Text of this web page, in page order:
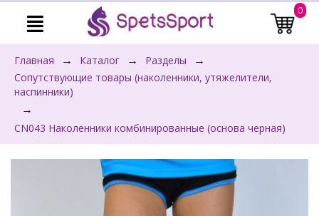
0
Главная → Каталог → Разделы →
Сопутствующие товары (наколенники, утяжелители,
наспинники)
→
CN043 Наколенники комбинированные (основа черная)